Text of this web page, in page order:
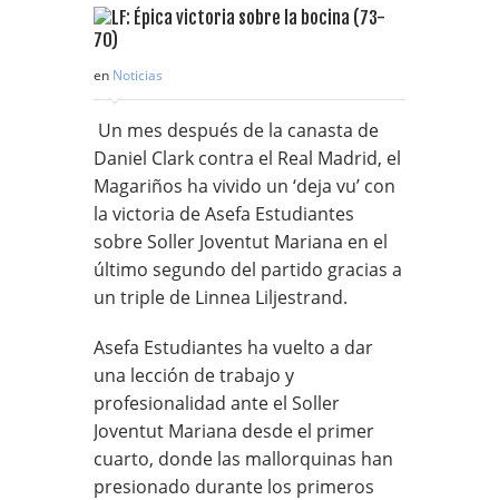
en Noticias
Un mes después de la canasta de
Daniel Clark contra el Real Madrid, el
Magariños ha vivido un ‘deja vu’ con
la victoria de Asefa Estudiantes
sobre Soller Joventut Mariana en el
último segundo del partido gracias a
un triple de Linnea Liljestrand.
Asefa Estudiantes ha vuelto a dar
una lección de trabajo y
profesionalidad ante el Soller
Joventut Mariana desde el primer
cuarto, donde las mallorquinas han
presionado durante los primeros